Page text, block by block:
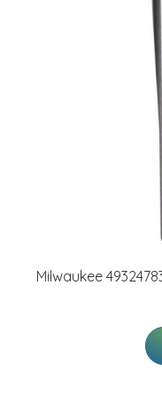
Milwaukee